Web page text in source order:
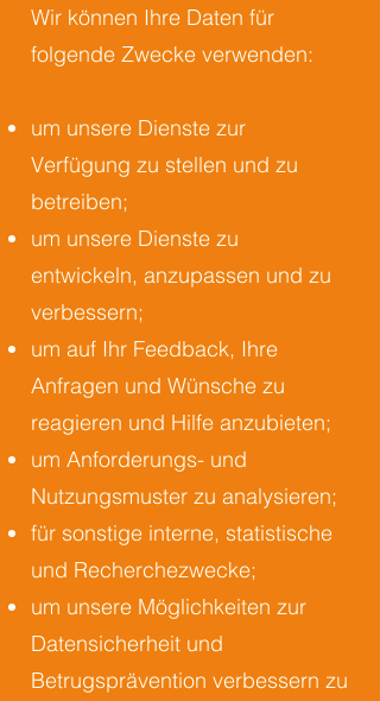
Wir können Ihre Daten für
folgende Zwecke verwenden:
um unsere Dienste zur
Verfügung zu stellen und zu
betreiben;
um unsere Dienste zu
entwickeln, anzupassen und zu
verbessern;
um auf Ihr Feedback, Ihre
Anfragen und Wünsche zu
reagieren und Hilfe anzubieten;
um Anforderungs- und
Nutzungsmuster zu analysieren;
für sonstige interne, statistische
und Recherchezwecke;
um unsere Möglichkeiten zur
Datensicherheit und
Betrugsprävention verbessern zu